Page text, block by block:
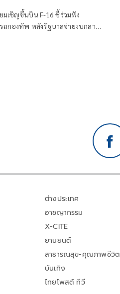
มเชิญขึ้นบิน F-16 ชี้ร่วมฟัง
ถกองทัพ หลังรัฐบาลจ่ายงบกลาง
ต่างประเทศ
อาชญากรรม
X-CITE
ยานยนต์
สาธารณสุข-คุณภาพชีวิต
บันเทิง
ไทยโพสต์ ทีวี